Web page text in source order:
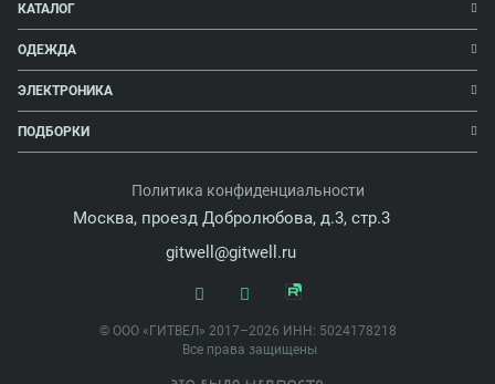
КАТАЛОГ
ОДЕЖДА
ЭЛЕКТРОНИКА
ПОДБОРКИ
Политика конфиденциальности
Москва, проезд Добролюбова, д.3, стр.3
gitwell@gitwell.ru
© ООО «ГИТВЕЛ» 2017–2026 ИНН: 5024178218
Все права защищены